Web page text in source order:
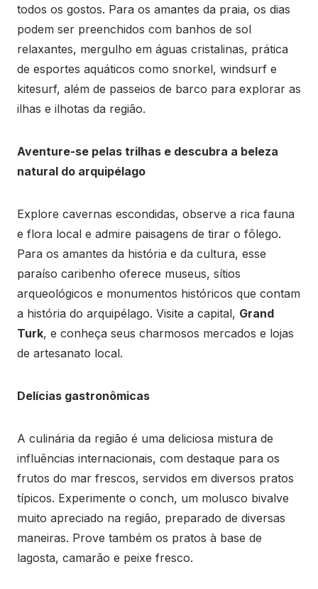
todos os gostos. Para os amantes da praia, os dias
podem ser preenchidos com banhos de sol
relaxantes, mergulho em águas cristalinas, prática
de esportes aquáticos como snorkel, windsurf e
kitesurf, além de passeios de barco para explorar as
ilhas e ilhotas da região.
Aventure-se pelas trilhas e descubra a beleza
natural do arquipélago
Explore cavernas escondidas, observe a rica fauna
e flora local e admire paisagens de tirar o fôlego.
Para os amantes da história e da cultura, esse
paraíso caribenho oferece museus, sítios
arqueológicos e monumentos históricos que contam
a história do arquipélago. Visite a capital, Grand
Turk, e conheça seus charmosos mercados e lojas
de artesanato local.
Delícias gastronômicas
A culinária da região é uma deliciosa mistura de
influências internacionais, com destaque para os
frutos do mar frescos, servidos em diversos pratos
típicos. Experimente o conch, um molusco bivalve
muito apreciado na região, preparado de diversas
maneiras. Prove também os pratos à base de
lagosta, camarão e peixe fresco.